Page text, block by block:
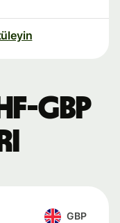
GBP
GBP